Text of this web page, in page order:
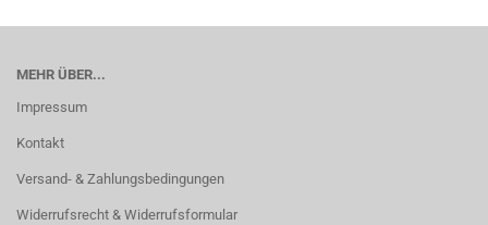
MEHR ÜBER...
Impressum
Kontakt
Versand- & Zahlungsbedingungen
Widerrufsrecht & Widerrufsformular